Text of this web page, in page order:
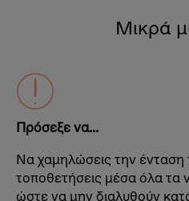
Μικρά
Πρόσεξε να...
Να χαμηλώσεις την ένταση
τοποθετήσεις μέσα όλα τα
ώστε να μην διαλυθούν